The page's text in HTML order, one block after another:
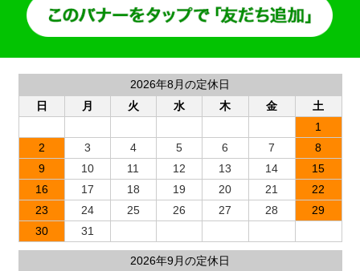
2026年8月の定休日
日
月 火 水 木 金
土
1
2
3 4 5 6 7
8
9
10 11 12 13 14
15
16
17 18 19 20 21
22
23
24 25 26 27 28
29
30
31
2026年9月の定休日